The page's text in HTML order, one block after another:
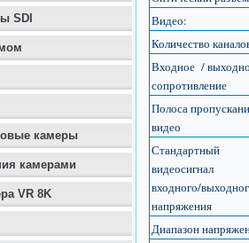
SDI
камеры
камерами
VR 8K
Видео:
Количество
Входное /
сопротивление
Полоса
видео
Стандартный
видеосигнал
входного/
напряжения
Диапазон